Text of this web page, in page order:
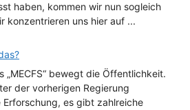
haben, kommen wir nun sogleich
konzentrieren uns hier auf ...
„MECFS“ bewegt die Öffentlichkeit.
der vorherigen Regierung
es gibt zahlreiche